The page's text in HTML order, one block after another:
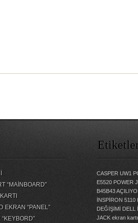
“MAİNBOARD”
EKRAN “PANEL”
CASPER UW1
E5520 POWER
B45B43
İNSPİRON
DEĞİŞİMİ
DELL
JACK ekran